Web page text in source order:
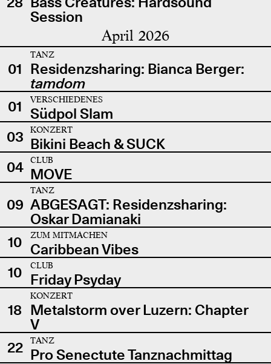
Session
April 2026
01
TANZ
Residenzsharing: Bianca Berger:
tamdom
01
VERSCHIEDENES
Südpol Slam
03
KONZERT
Bikini Beach & SUCK
04
CLUB
MOVE
09
TANZ
ABGESAGT: Residenzsharing:
Oskar Damianaki
10
ZUM MITMACHEN
Caribbean Vibes
10
CLUB
Friday Psyday
18
KONZERT
Metalstorm over Luzern: Chapter
V
22
TANZ
Pro Senectute Tanznachmittag